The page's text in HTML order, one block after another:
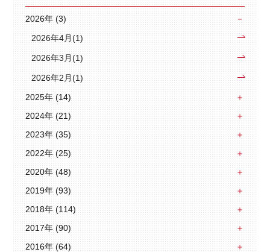
2026年 (3)
2026年4月(1)
2026年3月(1)
2026年2月(1)
2025年 (14)
2024年 (21)
2023年 (35)
2022年 (25)
2020年 (48)
2019年 (93)
2018年 (114)
2017年 (90)
2016年 (64)